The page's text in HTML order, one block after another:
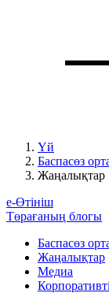
Үй
Баспасөз
Жаңалықтар
е-Өтініш
Төрағаның блогы
Баспасөз
Жаңалықтар
Медиа